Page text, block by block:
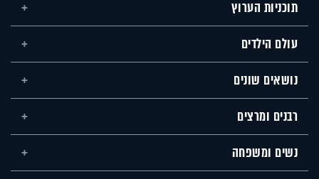
תוכניות הערוץ
עולם הילדים
נושאים שונים
רבנים ומרצים
נשים ומשפחה